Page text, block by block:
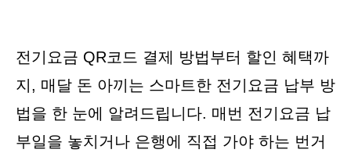
전기요금 QR코드 결제 방법부터 할인 혜택까
지, 매달 돈 아끼는 스마트한 전기요금 납부 방
법을 한 눈에 알려드립니다. 매번 전기요금 납
부일을 놓치거나 은행에 직접 가야 하는 번거